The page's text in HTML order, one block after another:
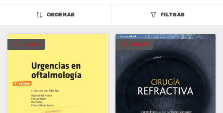
ORDENAR FILTRAR
GRATIS GRATIS